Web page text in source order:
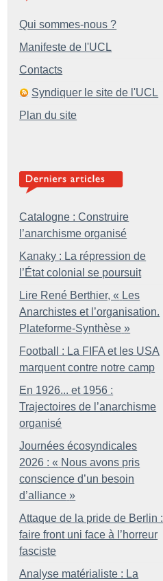
Qui sommes-nous ?
Manifeste de l'UCL
Contacts
Syndiquer le site de l'UCL
Plan du site
Catalogne : Construire
l’anarchisme organisé
Kanaky : La répression de
l’État colonial se poursuit
Lire René Berthier, « Les
Anarchistes et l’organisation.
Plateforme-Synthèse »
Football : La FIFA et les USA
marquent contre notre camp
En 1926... et 1956 :
Trajectoires de l’anarchisme
organisé
Journées écosyndicales
2026 : « Nous avons pris
conscience d’un besoin
d’alliance »
Attaque de la pride de Berlin :
faire front uni face à l’horreur
fasciste
Analyse matérialiste : La